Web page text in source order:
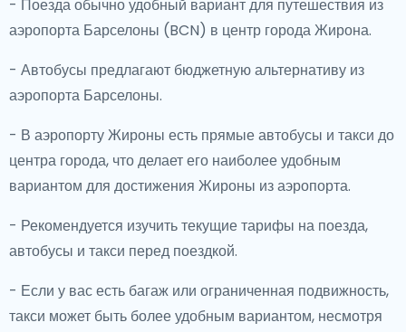
- Поезда обычно удобный вариант для путешествия из
аэропорта Барселоны (BCN) в центр города Жирона.
- Автобусы предлагают бюджетную альтернативу из
аэропорта Барселоны.
- В аэропорту Жироны есть прямые автобусы и такси до
центра города, что делает его наиболее удобным
вариантом для достижения Жироны из аэропорта.
- Рекомендуется изучить текущие тарифы на поезда,
автобусы и такси перед поездкой.
- Если у вас есть багаж или ограниченная подвижность,
такси может быть более удобным вариантом, несмотря